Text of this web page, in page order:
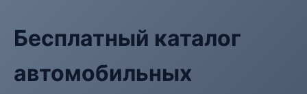
Бесплатный каталог
автомобильных